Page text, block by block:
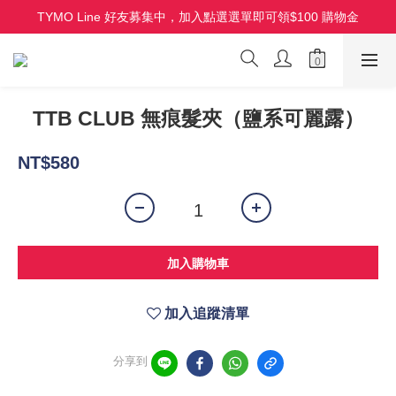
HOLO 3D 水潤離子夾 全新上市 首批限量
TYMO Line 好友募集中，加入點選選單即可領$100 購物金
HOLO 3D 水潤離子夾 全新上市 首批限量
TTB CLUB 無痕髮夾（鹽系可麗露）
NT$580
加入購物車
加入追蹤清單
分享到